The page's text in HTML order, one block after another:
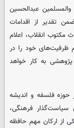
والمسلمین عبدالحسین
تقدیر از اقدامات
مکتوب انقلاب، اعلام
ظرفیت‌های خود را در
به کار خواهد
فلسفه و اندیشه
فرهنگی،
از ارکان مهم حافظه